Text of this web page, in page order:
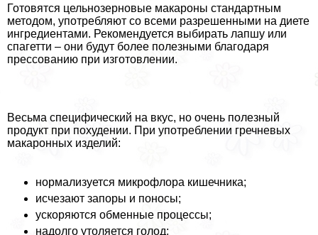
Готовятся цельнозерновые макароны стандартным
методом, употрeбляют со всеми разрешенными на диете
ингредиентами. Рекомендуется выбирать лапшу или
спагетти – они будут более полезными благодаря
прессованию при изготовлении.
Весьма специфический на вкус, но очень полезный
продукт при похудении. При употрeблении гречневых
макаронных изделий:
нормализуется микрофлора кишечника;
исчезают запоры и поносы;
ускоряются обменные процессы;
надолго утоляется голод;